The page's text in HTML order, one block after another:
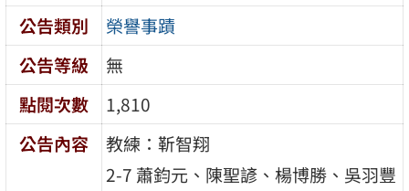
公告類別
榮譽事蹟
公告等級
無
點閱次數
1,810
公告內容
教練：靳智翔
2-7 蕭鈞元、陳聖諺、楊博勝、吳羽豐